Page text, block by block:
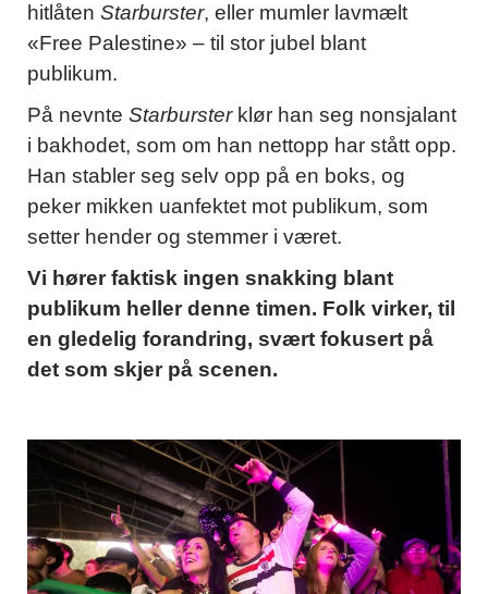
hitlåten Starburster, eller mumler lavmælt
«Free Palestine» – til stor jubel blant
publikum.
På nevnte Starbursterklør han seg nonsjalant
i bakhodet, som om han nettopp har stått opp.
Han stabler seg selv opp på en boks, og
peker mikken uanfektet mot publikum, som
setter hender og stemmer i været.
Vi hører faktisk ingen snakking blant
publikum heller denne timen. Folk virker, til
en gledelig forandring, svært fokusert på
det som skjer på scenen.